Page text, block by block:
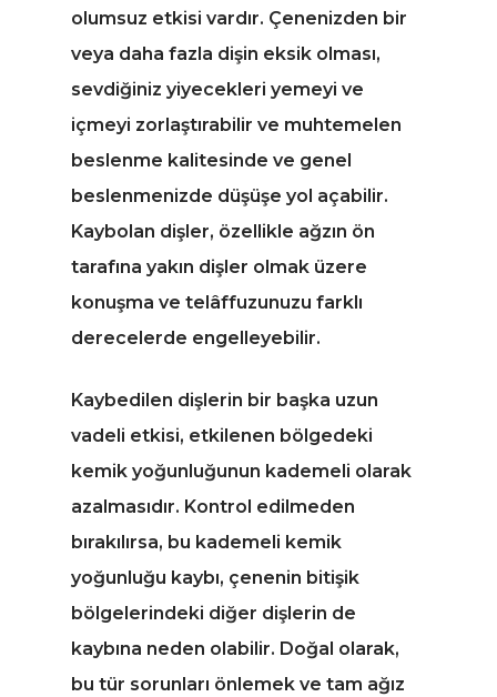
olumsuz etkisi vardır. Çenenizden bir
veya daha fazla dişin eksik olması,
sevdiğiniz yiyecekleri yemeyi ve
içmeyi zorlaştırabilir ve muhtemelen
beslenme kalitesinde ve genel
beslenmenizde düşüşe yol açabilir.
Kaybolan dişler, özellikle ağzın ön
tarafına yakın dişler olmak üzere
konuşma ve telâffuzunuzu farklı
derecelerde engelleyebilir.
Kaybedilen dişlerin bir başka uzun
vadeli etkisi, etkilenen bölgedeki
kemik yoğunluğunun kademeli olarak
azalmasıdır. Kontrol edilmeden
bırakılırsa, bu kademeli kemik
yoğunluğu kaybı, çenenin bitişik
bölgelerindeki diğer dişlerin de
kaybına neden olabilir. Doğal olarak,
bu tür sorunları önlemek ve tam ağız